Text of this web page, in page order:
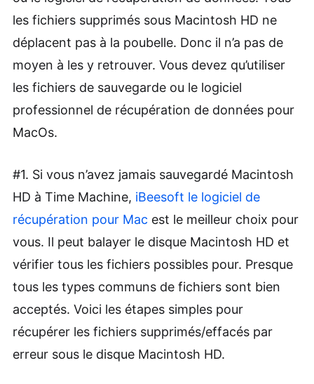
les fichiers supprimés sous Macintosh HD ne
déplacent pas à la poubelle. Donc il n’a pas de
moyen à les y retrouver. Vous devez qu’utiliser
les fichiers de sauvegarde ou le logiciel
professionnel de récupération de données pour
MacOs.
#1. Si vous n’avez jamais sauvegardé Macintosh
HD à Time Machine, iBeesoft le logiciel de
récupération pour Mac est le meilleur choix pour
vous. Il peut balayer le disque Macintosh HD et
vérifier tous les fichiers possibles pour. Presque
tous les types communs de fichiers sont bien
acceptés. Voici les étapes simples pour
récupérer les fichiers supprimés/effacés par
erreur sous le disque Macintosh HD.